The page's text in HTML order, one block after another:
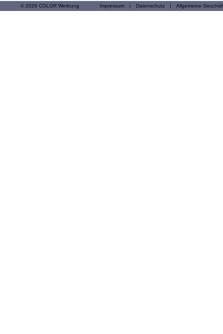
© 2026 COLOR Werbung Impressum | Datenschutz | Allgemeine